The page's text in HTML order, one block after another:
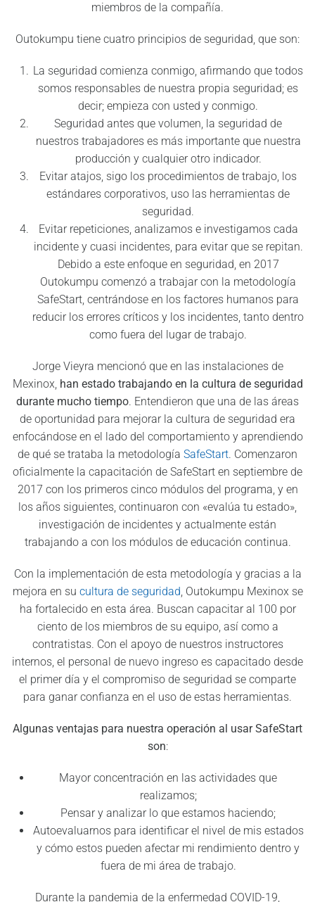
miembros de la compañía.
Outokumpu tiene cuatro principios de seguridad, que son:
La seguridad comienza conmigo, afirmando que todos
somos responsables de nuestra propia seguridad; es
decir; empieza con usted y conmigo.
Seguridad antes que volumen, la seguridad de
nuestros trabajadores es más importante que nuestra
producción y cualquier otro indicador.
Evitar atajos, sigo los procedimientos de trabajo, los
estándares corporativos, uso las herramientas de
seguridad.
Evitar repeticiones, analizamos e investigamos cada
incidente y cuasi incidentes, para evitar que se repitan.
Debido a este enfoque en seguridad, en 2017
Outokumpu comenzó a trabajar con la metodología
SafeStart, centrándose en los factores humanos para
reducir los errores críticos y los incidentes, tanto dentro
como fuera del lugar de trabajo.
Jorge Vieyra mencionó que en las instalaciones de
Mexinox, han estado trabajando en la cultura de seguridad
durante mucho tiempo. Entendieron que una de las áreas
de oportunidad para mejorar la cultura de seguridad era
enfocándose en el lado del comportamiento y aprendiendo
de qué se trataba la metodología SafeStart. Comenzaron
oficialmente la capacitación de SafeStart en septiembre de
2017 con los primeros cinco módulos del programa, y en
los años siguientes, continuaron con «evalúa tu estado»,
investigación de incidentes y actualmente están
trabajando a con los módulos de educación continua.
Con la implementación de esta metodología y gracias a la
mejora en su cultura de seguridad, Outokumpu Mexinox se
ha fortalecido en esta área. Buscan capacitar al 100 por
ciento de los miembros de su equipo, así como a
contratistas. Con el apoyo de nuestros instructores
internos, el personal de nuevo ingreso es capacitado desde
el primer día y el compromiso de seguridad se comparte
para ganar confianza en el uso de estas herramientas.
Algunas ventajas para nuestra operación al usar SafeStart
son:
Mayor concentración en las actividades que
realizamos;
Pensar y analizar lo que estamos haciendo;
Autoevaluarnos para identificar el nivel de mis estados
y cómo estos pueden afectar mi rendimiento dentro y
fuera de mi área de trabajo.
Durante la pandemia de la enfermedad COVID-19,